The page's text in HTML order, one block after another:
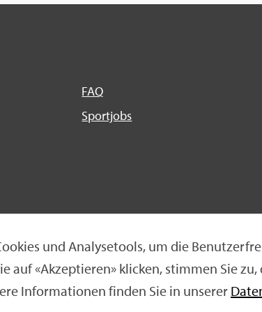
und Ana­ly­se­tools, um die
auf «Ak­zep­tie­ren» kli­cken, stim­men Sie
In­for­ma­tio­nen fin­den Sie in un­se­rer
FAQ
Sport­jobs
|Da­ten­schut­z­er­klä­rung|